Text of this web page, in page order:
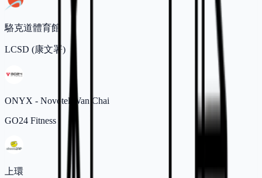
駱克道體育館
LCSD (康文署)
ONYX - Novotel Wan Chai
GO24 Fitness
上環